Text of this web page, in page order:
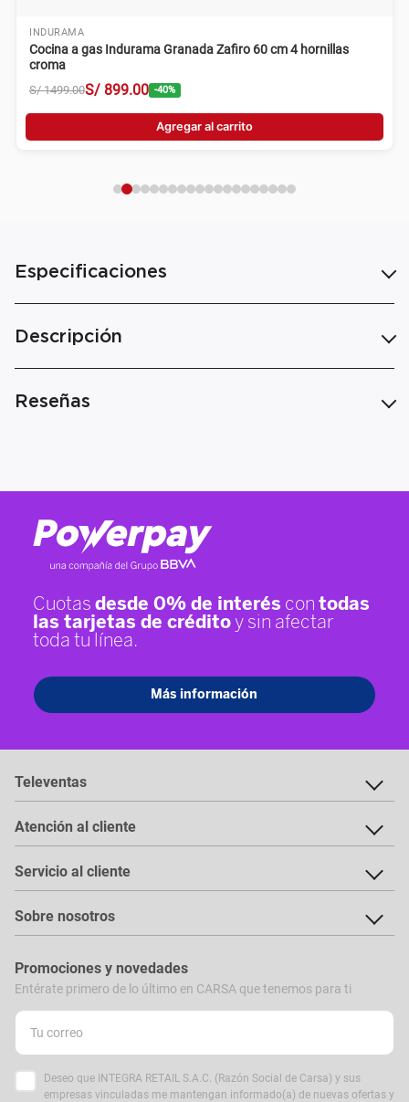
INDURAMA
Cocina a gas Indurama Granada Zafiro 60 cm 4 hornillas
croma
S/ 1499.00S/ 899.00 -40%
Agregar al carrito
Especificaciones
Descripción
Reseñas
Televentas
Atención al cliente
Servicio al cliente
Sobre nosotros
Promociones y novedades
Entérate primero de lo último en CARSA que tenemos para ti
Deseo que INTEGRA RETAIL S.A.C. (Razón Social de Carsa) y sus
empresas vinculadas me mantengan informado(a) de nuevas ofertas y